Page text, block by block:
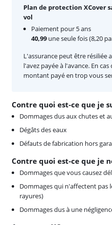
Contre quoi est-ce que je
Dommages dus aux chutes et
Dégâts des eaux
Défauts de fabrication hors
Contre quoi est-ce que je
Dommages que vous causez
Dommages qui n'affectent pas
rayures)
Dommages dus à une
Plan de protection XCover
vol
Paiement pour 5 ans
40,99 une seule fois (8,20
L'assurance peut être résiliée
l'avez payée à l'avance. En
montant payé en trop vous